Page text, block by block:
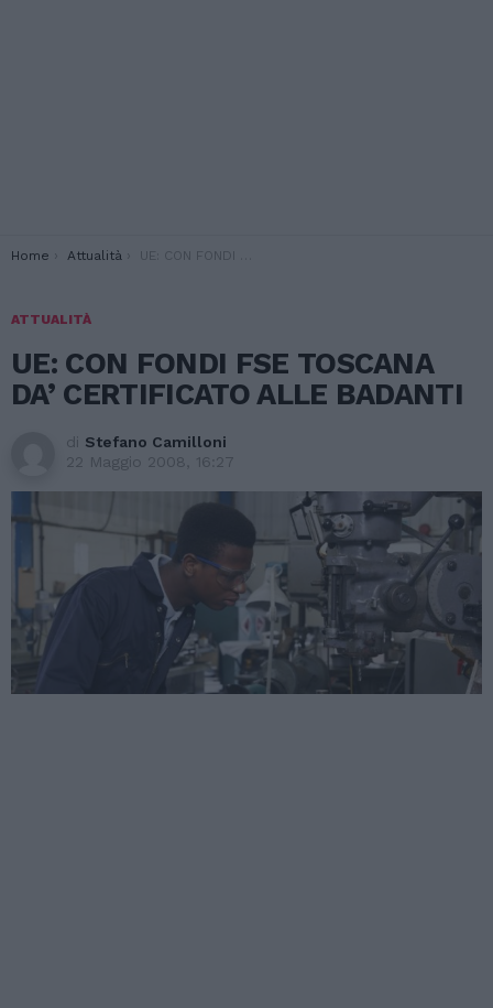
You are here:
Home Attualità UE: CON FONDI FSE TOSCANA DA’ CERTIFICATO ALLE BADANTI
ATTUALITÀ
UE: CON FONDI FSE TOSCANA
DA’ CERTIFICATO ALLE BADANTI
di Stefano Camilloni
22 Maggio 2008, 16:27